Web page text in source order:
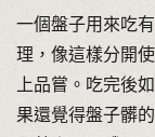
一個盤子用來吃
理，像這樣分開
上品嘗。吃完後
果還覺得盤子髒